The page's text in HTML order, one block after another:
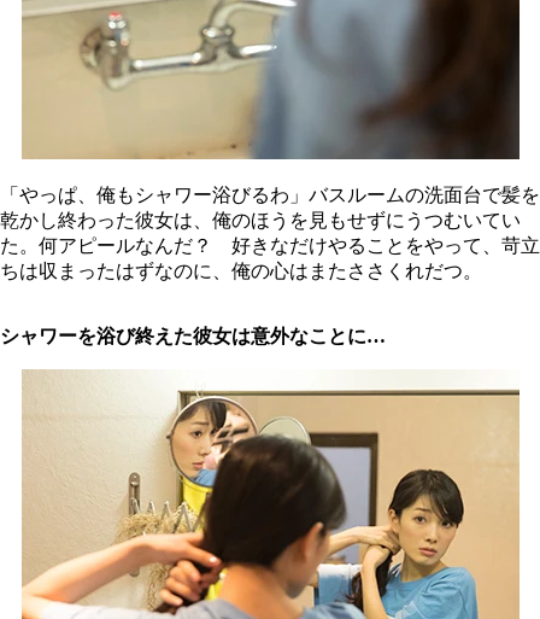
「やっぱ、俺もシャワー浴びるわ」バスルームの洗面台で髪を
乾かし終わった彼女は、俺のほうを見もせずにうつむいてい
た。何アピールなんだ？ 好きなだけやることをやって、苛立
ちは収まったはずなのに、俺の心はまたささくれだつ。
シャワーを浴び終えた彼女は意外なことに…